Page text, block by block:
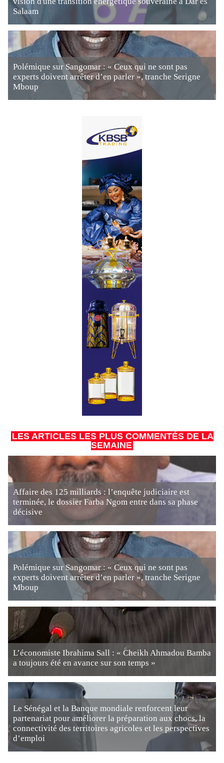
Salaam
Polémique sur Sangomar : « Ceux qui ne sont pas
experts doivent arrêter d’en parler », tranche Serigne
Mboup
LES ARTICLES LES PLUS COMMENTÉS DE LA
SEMAINE
Affaire des 125 milliards : l’enquête judiciaire est
terminée, le dossier Farba Ngom entre dans sa phase
décisive
Polémique sur Sangomar : « Ceux qui ne sont pas
experts doivent arrêter d’en parler », tranche Serigne
Mboup
L’économiste Ibrahima Sall : « Cheikh Ahmadou Bamba
a toujours été en avance sur son temps »
Le Sénégal et la Banque mondiale renforcent leur
partenariat pour améliorer la préparation aux chocs, la
connectivité des territoires agricoles et les perspectives
d’emploi